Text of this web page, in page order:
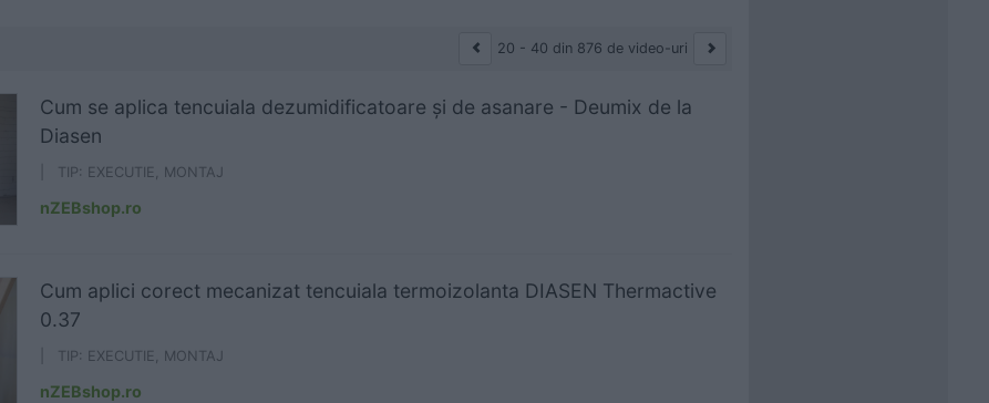
20 - 40 din 876 de video-uri
Cum se aplica tencuiala dezumidificatoare și de asanare - Deumix de la
Diasen
| TIP: EXECUTIE, MONTAJ
nZEBshop.ro
Cum aplici corect mecanizat tencuiala termoizolanta DIASEN Thermactive
0.37
| TIP: EXECUTIE, MONTAJ
nZEBshop.ro